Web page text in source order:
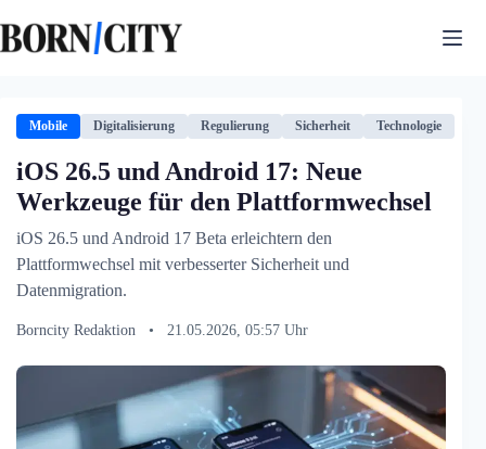
Inhalt
springen
Mobile Digitalisierung Regulierung Sicherheit Technologie
iOS 26.5 und Android 17: Neue
Werkzeuge für den Plattformwechsel
iOS 26.5 und Android 17 Beta erleichtern den
Plattformwechsel mit verbesserter Sicherheit und
Datenmigration.
Borncity Redaktion • 21.05.2026, 05:57 Uhr